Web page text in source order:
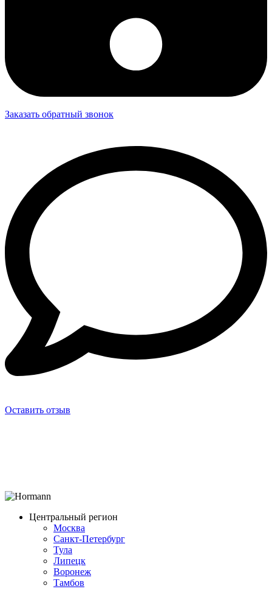
Заказать обратный звонок
Оставить отзыв
Центральный регион
Москва
Санкт-Петербург
Тула
Липецк
Воронеж
Тамбов